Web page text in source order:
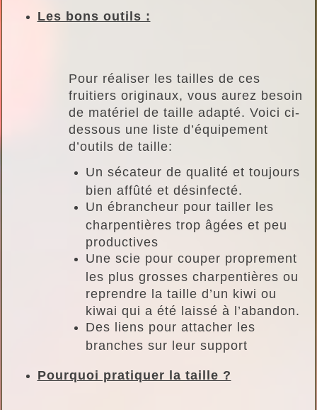
Les bons outils :
Pour réaliser les tailles de ces
fruitiers originaux, vous aurez besoin
de matériel de taille adapté. Voici ci-
dessous une liste d’équipement
d’outils de taille:
Un sécateur de qualité et toujours
bien affûté et désinfecté.
Un ébrancheur pour tailler les
charpentières trop âgées et peu
productives
Une scie pour couper proprement
les plus grosses charpentières ou
reprendre la taille d’un kiwi ou
kiwai qui a été laissé à l’abandon.
Des liens pour attacher les
branches sur leur support
Pourquoi pratiquer la taille ?